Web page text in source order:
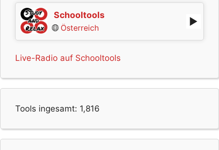
Schooltools
Österreich
Live-Radio auf Schooltools
Tools ingesamt: 1,816